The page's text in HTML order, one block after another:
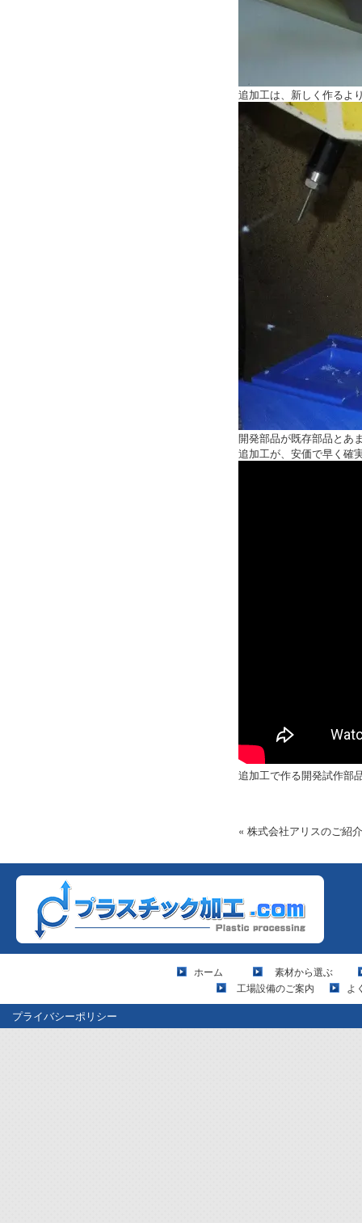
追加工は、新しく作るよ
開発部品が既存部品とあ
追加工が、安価で早く確
追加工で作る開発試作部
« 株式会社アリスのご紹介
ホーム
素材から選ぶ
工場設備のご案内
よ
プライバシーポリシー